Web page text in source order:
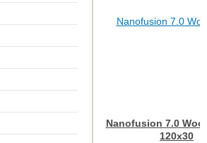
Nanofusion 7.0
120x30